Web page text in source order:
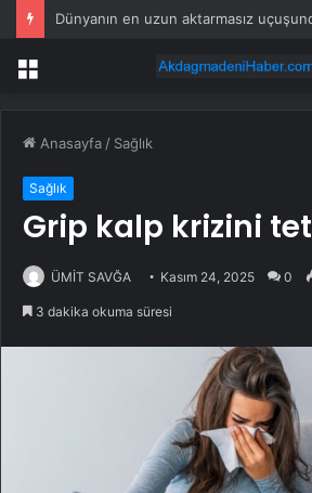
Menü
Anasayfa / Sağlık
Sağlık
Grip kalp krizini
ÜMİT SAVĞA Kasım 24, 2025 0
3 dakika okuma süresi